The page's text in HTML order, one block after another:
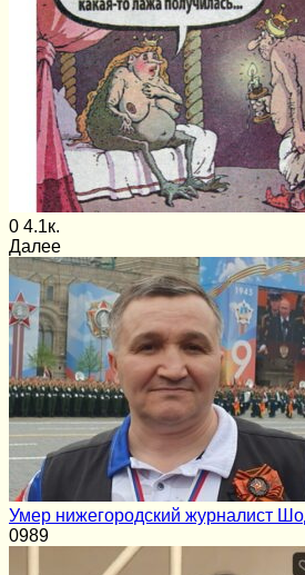
0 4.1к.
Далее
Умер нижегородский журналист
0989